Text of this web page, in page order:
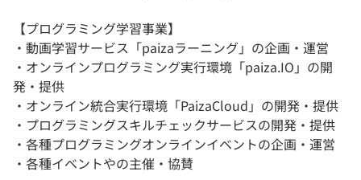
【プログラミング学習事業】
・動画学習サービス「paizaラーニング」の企画・運営
・オンラインプログラミング実行環境「paiza.IO」の開
発・提供
・オンライン統合実行環境「PaizaCloud」の開発・提供
・プログラミングスキルチェックサービスの開発・提供
・各種プログラミングオンラインイベントの企画・運営
・各種イベントやの主催・協賛